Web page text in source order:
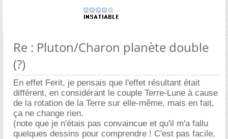
Re : Pluton/Charon planète double
(?)
En effet Ferit, je pensais que l'effet résultant était
différent, en considérant le couple Terre-Lune à cause
de la rotation de la Terre sur elle-même, mais en fait,
ça ne change rien.
(note que je n'étais pas convaincue et qu'il m'a fallu
quelques dessins pour comprendre ! C'est pas facile,